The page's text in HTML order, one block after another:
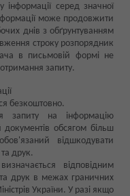
інформації серед значної
може продовжити
днів з обґрунтуванням
строку розпорядник
в письмовій формі не
запиту.
безкоштовно.
запиту на інформацію
документів обсягом більш
відшкодувати
друк.
відповідним
друк в межах граничних
України. У разі якщо